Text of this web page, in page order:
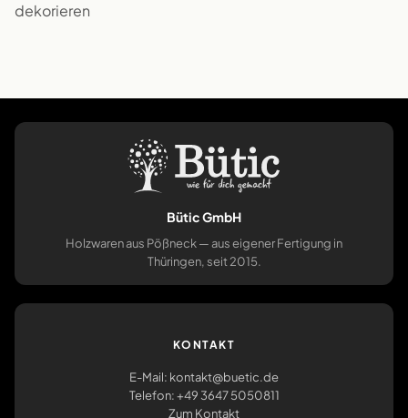
dekorieren
Bütic GmbH
Holzwaren aus Pößneck — aus eigener Fertigung in
Thüringen, seit 2015.
KONTAKT
E-Mail: kontakt@buetic.de
Telefon: +49 3647 5050811
Zum Kontakt